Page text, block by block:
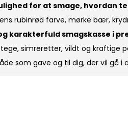
for at smage, hvordan
rubinrød farve, mørke bær,
karakterfuld smagskasse i
simreretter, vildt og kraftige
som gave og til dig, der vil gå